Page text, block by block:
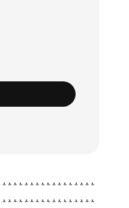
. . . . . . . . . . . . . . . . .
. . . . . . . . . . . . . . . . .